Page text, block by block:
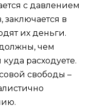
с давлением
в
их деньги.
чем
куда расходуете.
свободы –